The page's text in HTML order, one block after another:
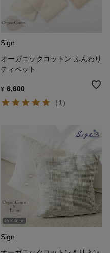
Sign
オーガニックコットン ふんわり
ティペット
¥ 6,600
（1）
Sign